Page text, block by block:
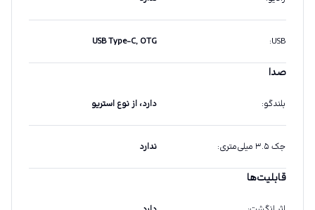
USB
:
USB Type-C, OTG
صدا
بلندگو: دارد، از نوع استریو
جک ۳.۵ میلی‌متری : ندارد
قابلیت‌ها